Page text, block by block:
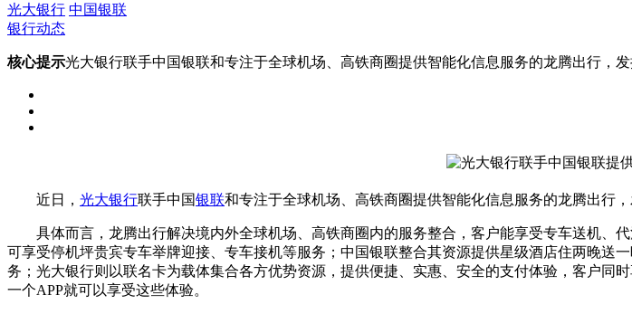
光大银行 中国银联
银行动态
核心提示光大银行联手中国银联和专注于全球机场、高铁商圈提供智能化信息服务的龙腾出行，发
近日， 光大银行联手中国银联和专注于全球机场、高铁商圈提供智能化信息服务的龙腾出行，
具体而言，龙腾出行解决境内外全球机场、高铁商圈内的服务整合，客户能享受专车送机、
可享受停机坪贵宾专车举牌迎接、专车接机等服务；中国银联整合其资源提供星级酒店住两晚送
务；光大银行则以联名卡为载体集合各方优势资源，提供便捷、实惠、安全的支付体验，客户同
一个APP就可以享受这些体验。